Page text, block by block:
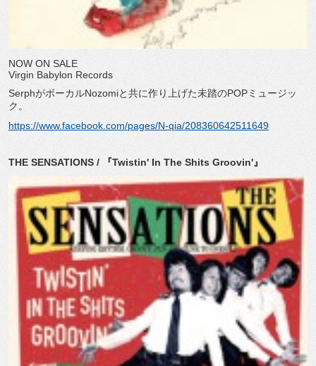
NOW ON SALE
Virgin Babylon Records
SerphがボーカルNozomiと共に作り上げた未踏のPOPミュージッ
ク。
https://www.facebook.com/pages/N-qia/208360642511649
THE SENSATIONS / 『Twistin' In The Shits Groovin'』